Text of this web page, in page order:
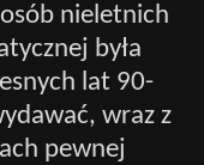
nieletnich
była
lat 90-
wraz z
pewnej